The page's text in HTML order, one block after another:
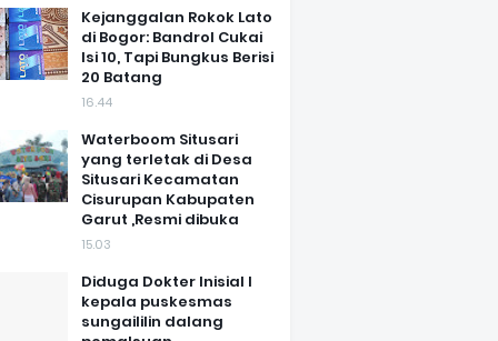
Kejanggalan Rokok Lato
di Bogor: Bandrol Cukai
Isi 10, Tapi Bungkus Berisi
20 Batang
16.44
Waterboom Situsari
yang terletak di Desa
Situsari Kecamatan
Cisurupan Kabupaten
Garut ,Resmi dibuka
15.03
Diduga Dokter Inisial I
kepala puskesmas
sungaililin dalang